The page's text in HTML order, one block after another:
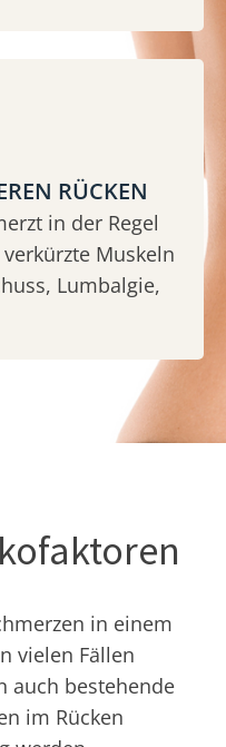
RÜCKEN
in der Regel
Muskeln
Lumbalgie,
in einem
vielen Fällen
auch bestehende
im Rücken